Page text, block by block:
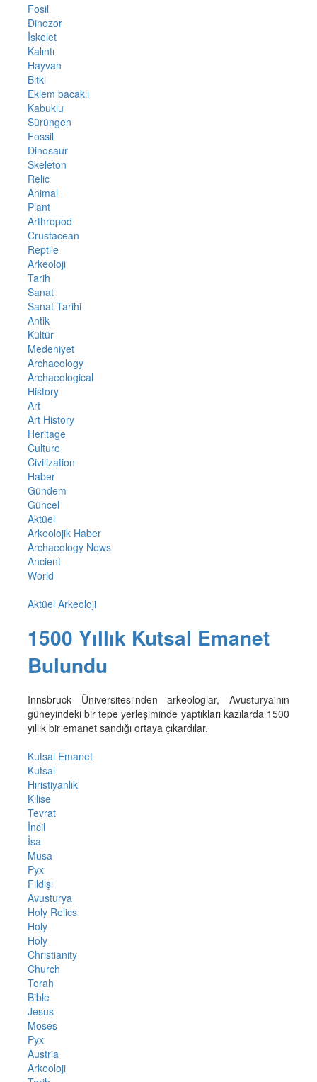
Fosil
Dinozor
İskelet
Kalıntı
Hayvan
Bitki
Eklem bacaklı
Kabuklu
Sürüngen
Fossil
Dinosaur
Skeleton
Relic
Animal
Plant
Arthropod
Crustacean
Reptile
Arkeoloji
Tarih
Sanat
Sanat Tarihi
Antik
Kültür
Medeniyet
Archaeology
Archaeological
History
Art
Art History
Heritage
Culture
Civilization
Haber
Gündem
Güncel
Aktüel
Arkeolojik Haber
Archaeology News
Ancient
World
Aktüel Arkeoloji
1500 Yıllık Kutsal Emanet
Bulundu
Innsbruck Üniversitesi'nden arkeologlar, Avusturya'nın
güneyindeki bir tepe yerleşiminde yaptıkları kazılarda 1500
yıllık bir emanet sandığı ortaya çıkardılar.
Kutsal Emanet
Kutsal
Hıristiyanlık
Kilise
Tevrat
İncil
İsa
Musa
Pyx
Fildişi
Avusturya
Holy Relics
Holy
Holy
Christianity
Church
Torah
Bible
Jesus
Moses
Pyx
Austria
Arkeoloji